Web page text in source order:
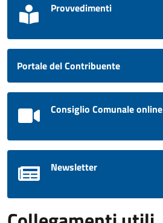
Provvedimenti
Portale del Contribuente
Consiglio Comunale online
Newsletter